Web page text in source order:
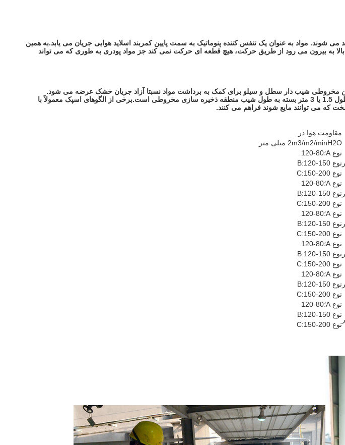
می شوند. مواد به عنوان یک تنفس کننده پنوماتیک به سمت پایین کمربند اسلاید هوایی جریان می یابد.به همین
بالا به بیرون می رود از طریق حرکت، هیچ قطعه ای حرکت نمی کند جز مواد پودری به طوری که می تواند
مخروطی شیب دار سطل و سیلو برای کمک به برداشت مواد نسبتا آزاد جریان خشک عرضه می شود.
هر بسته واحد هواسازی Airslide شامل 200 میلی متر از نوع باز است. واحدهای حمل کننده Airslide در طول 1.5 یا 3 متر بسته به طول شیب منطقه ذخیره سازی مخروطی است.برخی از الگوهای اسپک معمولاً با
که می توانند مایع شوند فراهم می کنند.
مقاومت هوا در
2m3/m2/minH2O میلی متر
نوع A؛80-120
نوع B:120-150
نوع C:150-200
نوع A؛80-120
نوع B:120-150
نوع C:150-200
نوع A؛80-120
نوع B:120-150
نوع C:150-200
نوع A؛80-120
نوع B:120-150
نوع C:150-200
نوع A؛80-120
نوع B:120-150
نوع C:150-200
نوع A؛80-120
نوع B:120-150
نوع C:150-200